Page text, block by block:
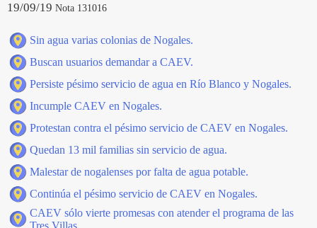
19/09/19 Nota 131016
Sin agua varias colonias de Nogales.
Buscan usuarios demandar a CAEV.
Persiste pésimo servicio de agua en Río Blanco y Nogales.
Incumple CAEV en Nogales.
Protestan contra el pésimo servicio de CAEV en Nogales.
Quedan 13 mil familias sin servicio de agua.
Malestar de nogalenses por falta de agua potable.
Continúa el pésimo servicio de CAEV en Nogales.
CAEV sólo vierte promesas con atender el programa de las
Tres Villas.